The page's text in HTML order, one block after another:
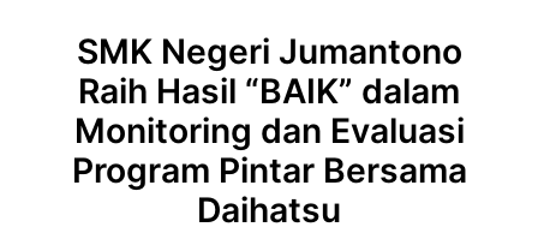
SMK Negeri Jumantono
Raih Hasil “BAIK” dalam
Monitoring dan Evaluasi
Program Pintar Bersama
Daihatsu